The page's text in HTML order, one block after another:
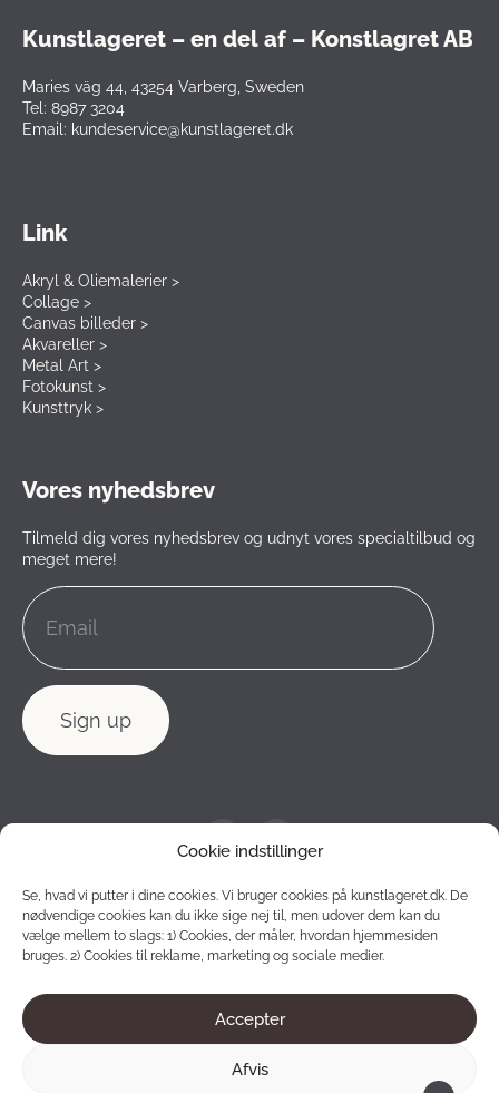
Cookie indstillinger
Se, hvad vi putter i dine cookies. Vi bruger cookies på kunstlageret.dk. De
nødvendige cookies kan du ikke sige nej til, men udover dem kan du
vælge mellem to slags: 1) Cookies, der måler, hvordan hjemmesiden
bruges. 2) Cookies til reklame, marketing og sociale medier.
Accepter
Afvis
Kunstlageret – en del af – Konstlagret AB
Maries väg 44, 43254 Varberg, Sweden
Tel: 8987 3204
Email: kundeservice@kunstlageret.dk
Link
Akryl & Oliemalerier >
Collage >
Canvas billeder >
Akvareller >
Metal Art >
Fotokunst >
Kunsttryk >
Vores nyhedsbrev
Tilmeld dig vores nyhedsbrev og udnyt vores specialtilbud og
meget mere!
2012 - 2026 © Konstlagret. All rights reserved.